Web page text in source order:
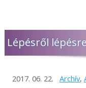
Lépésről
2017. 06. 22. Archív,